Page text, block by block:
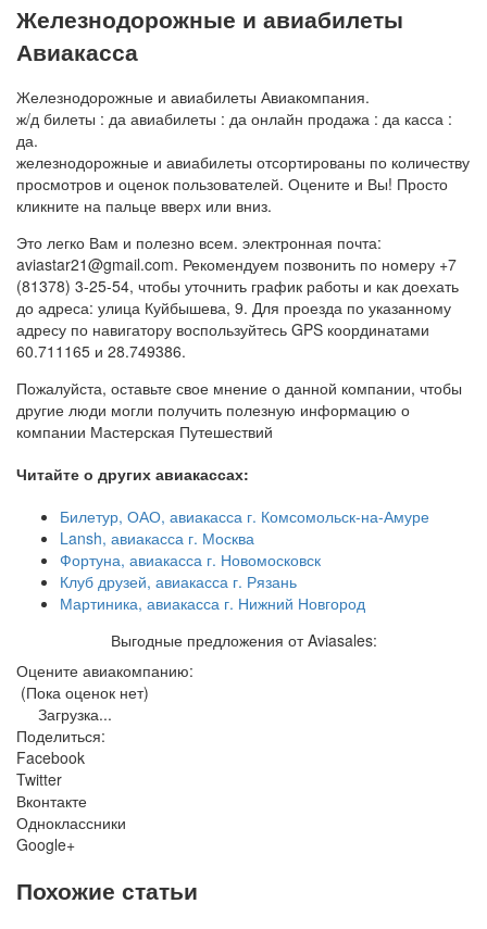
Железнодорожные и авиабилеты
Авиакасса
Железнодорожные и авиабилеты Авиакомпания.
ж/д билеты : да авиабилеты : да онлайн продажа : да касса :
да.
железнодорожные и авиабилеты отсортированы по количеству
просмотров и оценок пользователей. Оцените и Вы! Просто
кликните на пальце вверх или вниз.
Это легко Вам и полезно всем. электронная почта:
aviastar21@gmail.com. Рекомендуем позвонить по номеру +7
(81378) 3-25-54, чтобы уточнить график работы и как доехать
до адреса: улица Куйбышева, 9. Для проезда по указанному
адресу по навигатору воспользуйтесь GPS координатами
60.711165 и 28.749386.
Пожалуйста, оставьте свое мнение о данной компании, чтобы
другие люди могли получить полезную информацию о
компании Мастерская Путешествий
Читайте о других авиакассах:
Билетур, ОАО, авиакасса г. Комсомольск-на-Амуре
Lansh, авиакасса г. Москва
Фортуна, авиакасса г. Новомосковск
Клуб друзей, авиакасса г. Рязань
Мартиника, авиакасса г. Нижний Новгород
Выгодные предложения от Aviasales:
Оцените авиакомпанию:
(Пока оценок нет)
Загрузка...
Поделиться:
Facebook
Twitter
Вконтакте
Одноклассники
Google+
Похожие статьи